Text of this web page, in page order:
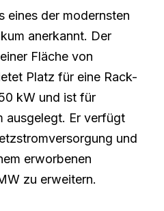
eines der modernsten
anerkannt. Der
Fläche von
Platz für eine Rack-
kW und ist für
ausgelegt. Er verfügt
und
erworbenen
zu erweitern.